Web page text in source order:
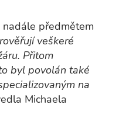
předmětem
veškeré
Přitom
byl povolán také
na
Michaela